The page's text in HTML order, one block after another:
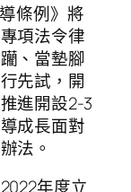
條例》將
項法令律
、當墊腳
先試，開
進開設2-3
成長面對
法。
年度立